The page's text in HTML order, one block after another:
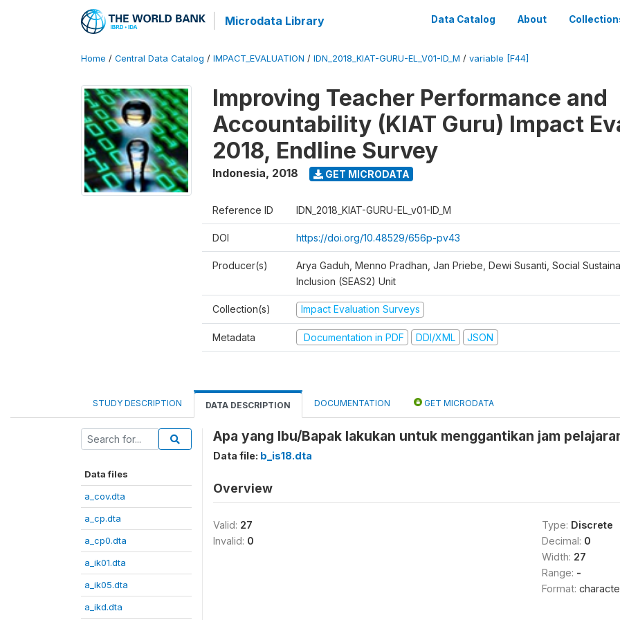
Microdata Library Data Catalog About
Home / Central Data Catalog / IMPACT_EVALUATION / IDN_2018_KIAT-GURU-EL_V01-ID_M / variable [F44]
Improving Teacher Performance and
Accountability (KIAT Guru) Impact
2018, Endline Survey
Indonesia, 2018 GET MICRODATA
Reference ID IDN_2018_KIAT-GURU-EL_v01-ID_M
DOI https://doi.org/10.48529/656p-pv43
Producer(s)
Arya Gaduh, Menno Pradhan, Jan Priebe, Dewi Susanti, Social
Inclusion (SEAS2) Unit
Collection(s) Impact Evaluation Surveys
Metadata Documentation in PDF DDI/XML JSON
STUDY DESCRIPTION DATA DESCRIPTION DOCUMENTATION GET MICRODATA
Data files
a_cov.dta
a_cp.dta
a_cp0.dta
a_ik01.dta
a_ik05.dta
a_ikd.dta
Apa yang Ibu/Bapak lakukan untuk menggantikan jam
Data file: b_is18.dta
Overview
Valid: 27
Invalid: 0
Type: Discrete
Decimal: 0
Width: 27
Range: -
Format: